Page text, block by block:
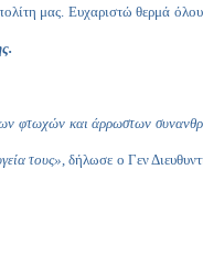
μας. Ευχαριστώ θερμά
των φτωχών και άρρωστων
τους», δήλωσε ο Γεν